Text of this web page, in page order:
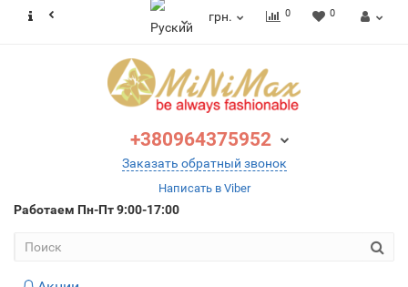
грн. 0 0
+380964375952
Заказать обратный звонок
Написать в Viber
Работаем Пн-Пт 9:00-17:00